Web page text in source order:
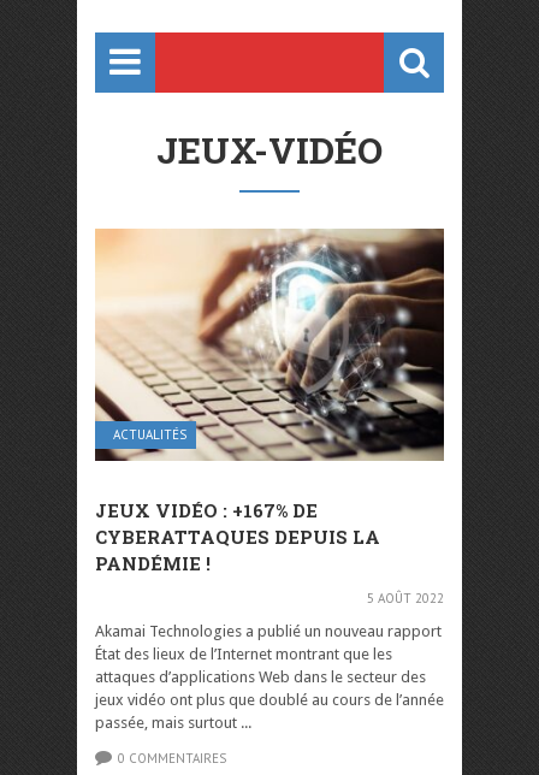
JEUX-VIDÉO
ACTUALITÉS
JEUX VIDÉO : +167% DE
CYBERATTAQUES DEPUIS LA
PANDÉMIE !
5 AOÛT 2022
Akamai Technologies a publié un nouveau rapport
État des lieux de l’Internet montrant que les
attaques d’applications Web dans le secteur des
jeux vidéo ont plus que doublé au cours de l’année
passée, mais surtout ...
0 COMMENTAIRES